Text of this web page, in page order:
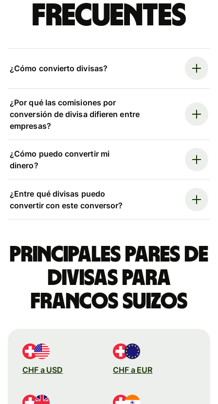
frecuentes
¿Cómo convierto divisas?
¿Por qué las comisiones por
conversión de divisa difieren entre
empresas?
¿Cómo puedo convertir mi
dinero?
¿Entre qué divisas puedo
convertir con este conversor?
Principales pares de
divisas para
francos suizos
CHF a USD CHF a EUR